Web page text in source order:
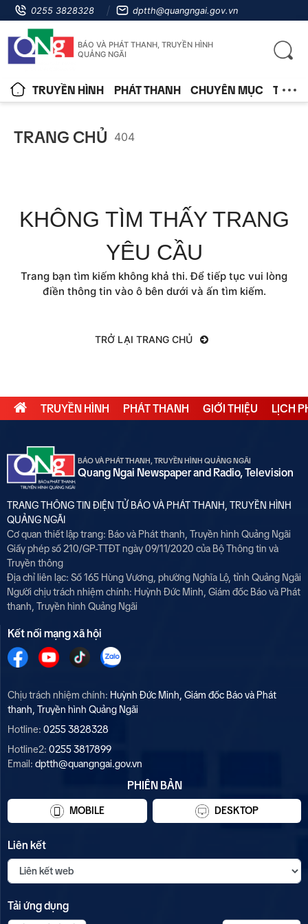
0255 3828328 dptth@quangngai.gov.vn
BÁO VÀ PHÁT THANH, TRUYỀN HÌNH
QUẢNG NGÃI
TRUYỀN HÌNH PHÁT THANH CHUYÊN MỤC TIN
TRANG CHỦ 404
KHÔNG TÌM THẤY TRANG
YÊU CẦU
Trang bạn tìm kiếm không khả thi. Để tiếp tục vui lòng
điền thông tin vào ô bên dưới và ấn tìm kiếm.
TRỞ LẠI TRANG CHỦ
TRUYỀN HÌNH PHÁT THANH GIỚI THIỆU LỊCH
BÁO VÀ PHÁT THANH, TRUYỀN HÌNH QUẢNG NGÃI
Quang Ngai Newspaper and Radio, Television
TRANG THÔNG TIN ĐIỆN TỬ BÁO VÀ PHÁT THANH, TRUYỀN HÌNH
QUẢNG NGÃI
Cơ quan thiết lập trang: Báo và Phát thanh, Truyền hình Quảng Ngãi
Giấy phép số 210/GP-TTĐT ngày 09/11/2020 của Bộ Thông tin và
Truyền thông
Địa chỉ liên lạc: Số 165 Hùng Vương, phường Nghĩa Lộ, tỉnh Quảng Ngãi
Người chịu trách nhiệm chính: Huỳnh Đức Minh, Giám đốc Báo và Phát
thanh, Truyền hình Quảng Ngãi
Kết nối mạng xã hội
Chịu trách nhiệm chính: Huỳnh Đức Minh, Giám đốc Báo và Phát
thanh, Truyền hình Quảng Ngãi
Hotline: 0255 3828328
Hotline2: 0255 3817899
Email: dptth@quangngai.gov.vn
PHIÊN BẢN
MOBILE DESKTOP
Liên kết
Tải ứng dụng